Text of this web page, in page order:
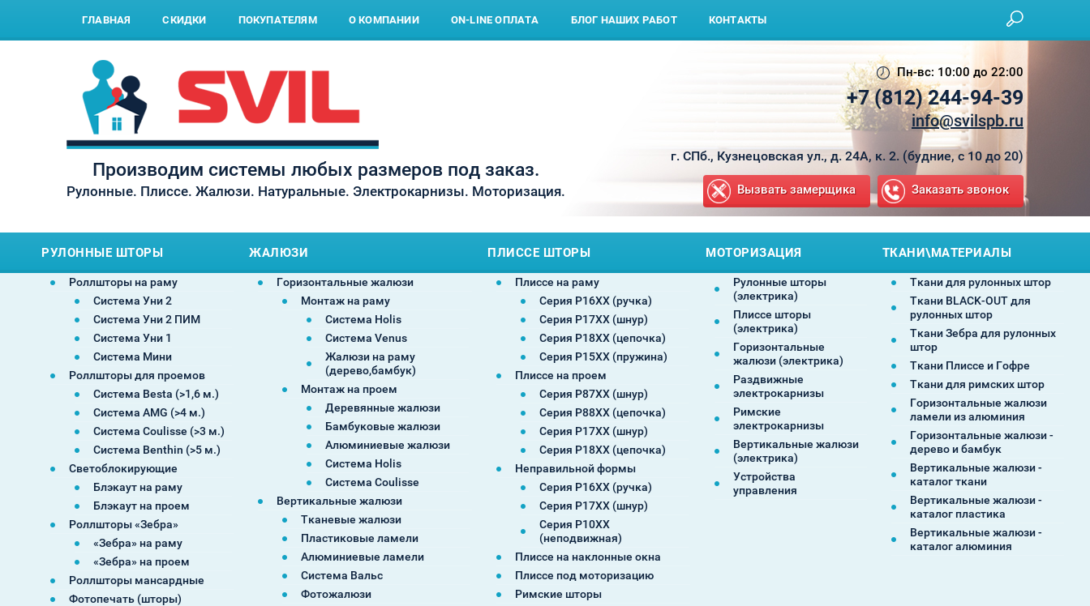
ГЛАВНАЯ СКИДКИ ПОКУПАТЕЛЯМ О КОМПАНИИ ON-LINE ОПЛАТА БЛОГ НАШИХ РАБОТ КОНТАКТЫ
Производим системы любых размеров под заказ.
Рулонные. Плиссе. Жалюзи. Натуральные. Электрокарнизы. Моторизация.
Пн-вс: 10:00 до 22:00
+7 (812) 244-94-39
info@svilspb.ru
г. СПб., Кузнецовская ул., д. 24А, к. 2. (будние, с 10 до 20)
Вызвать замерщика Заказать звонок
РУЛОННЫЕ ШТОРЫ
Роллшторы на раму
Система Уни 2
Система Уни 2 ПИМ
Система Уни 1
Система Мини
Роллшторы для проемов
Система Besta (>1,6 м.)
Система AMG (>4 м.)
Система Coulisse (>3 м.)
Система Benthin (>5 м.)
Светоблокирующие
Блэкаут на раму
Блэкаут на проем
Роллшторы «Зебра»
«Зебра» на раму
«Зебра» на проем
Роллшторы мансардные
Фотопечать (шторы)
ЖАЛЮЗИ
Горизонтальные жалюзи
Монтаж на раму
Система Holis
Система Venus
Жалюзи на раму
(дерево,бамбук)
Монтаж на проем
Деревянные жалюзи
Бамбуковые жалюзи
Алюминиевые жалюзи
Система Holis
Система Coulisse
Вертикальные жалюзи
Тканевые жалюзи
Пластиковые ламели
Алюминиевые ламели
Система Вальс
Фотожалюзи
ПЛИССЕ ШТОРЫ
Плиссе на раму
Серия P16XX (ручка)
Серия P17XX (шнур)
Серия P18XX (цепочка)
Серия P15XX (пружина)
Плиссе на проем
Серия P87XX (шнур)
Серия P88XX (цепочка)
Серия P17XX (шнур)
Серия P18XX (цепочка)
Неправильной формы
Серия P16XX (ручка)
Серия P17XX (шнур)
Серия P10XX
(неподвижная)
Плиссе на наклонные окна
Плиссе под моторизацию
Римские шторы
МОТОРИЗАЦИЯ
Рулонные шторы
(электрика)
Плиссе шторы
(электрика)
Горизонтальные
жалюзи (электрика)
Раздвижные
электрокарнизы
Римские
электрокарнизы
Вертикальные жалюзи
(электрика)
Устройства
управления
ТКАНИ\МАТЕРИАЛЫ
Ткани для рулонных штор
Ткани BLACK-OUT для
рулонных штор
Ткани Зебра для рулонных
штор
Ткани Плиссе и Гофре
Ткани для римских штор
Горизонтальные жалюзи
ламели из алюминия
Горизонтальные жалюзи -
дерево и бамбук
Вертикальные жалюзи -
каталог ткани
Вертикальные жалюзи -
каталог пластика
Вертикальные жалюзи -
каталог алюминия